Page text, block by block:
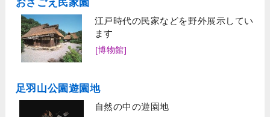
おさごえ民家園
江戸時代の民家などを野外展示してい
ます
[博物館]
足羽山公園遊園地
自然の中の遊園地